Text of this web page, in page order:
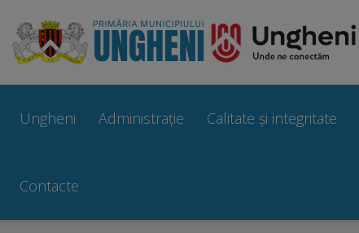
Ungheni
Prezentare
Simbolurile
orașului
Ungheni Administrație Calitate și integritate
Contacte